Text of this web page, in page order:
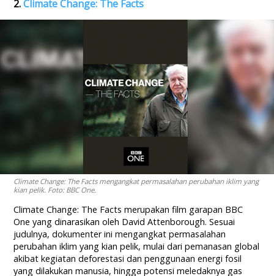
2.Climate Change: The Facts
Climate Change: The Facts mengangkat permasalahan perubahan iklim yang
kian pelik. Foto: BBC One.
Climate Change: The Facts merupakan film garapan BBC
One yang dinarasikan oleh David Attenborough. Sesuai
judulnya, dokumenter ini mengangkat permasalahan
perubahan iklim yang kian pelik, mulai dari pemanasan global
akibat kegiatan deforestasi dan penggunaan energi fosil
yang dilakukan manusia, hingga potensi meledaknya gas